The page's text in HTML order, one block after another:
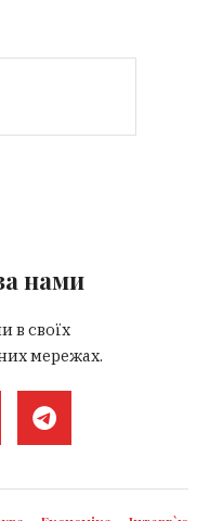
нами
в своїх
мережах.